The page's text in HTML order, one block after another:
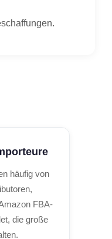
häufig von
FBA-
die große